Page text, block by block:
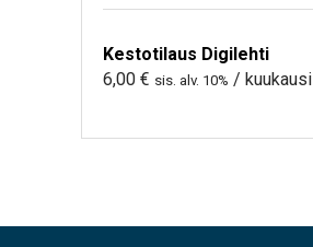
Kestotilaus Digilehti
6,00 € sis. alv. 10% / kuukausi